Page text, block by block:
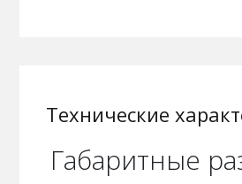
Технические
Габаритные